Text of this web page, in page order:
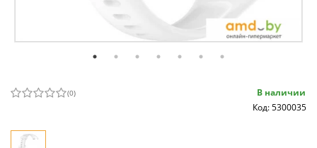
(0)
В наличии
Код: 5300035